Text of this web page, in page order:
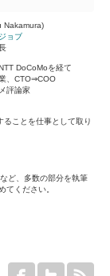
Nakamura)
ョブ
DoCoMoを経て
、CTO⇒COO
評論家
ことを仕事として取り
ど、多数の部分を執筆
てください。